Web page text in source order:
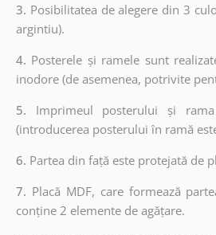
3. Posibilitatea de alegere din 3
argintiu).
4. Posterele și ramele sunt
inodore (de asemenea, potrivite
5. Imprimeul posterului și
(introducerea posterului în ramă
6. Partea din față este protejată de
7. Placă MDF, care formează
conține 2 elemente de agățare.